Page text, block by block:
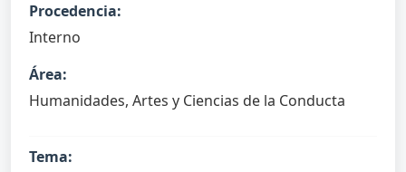
Procedencia:
Interno
Área:
Humanidades, Artes y Ciencias de la Conducta
Tema: